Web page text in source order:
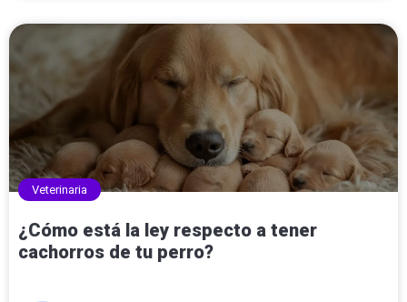
Veterinaria
¿Cómo está la ley respecto a tener
cachorros de tu perro?